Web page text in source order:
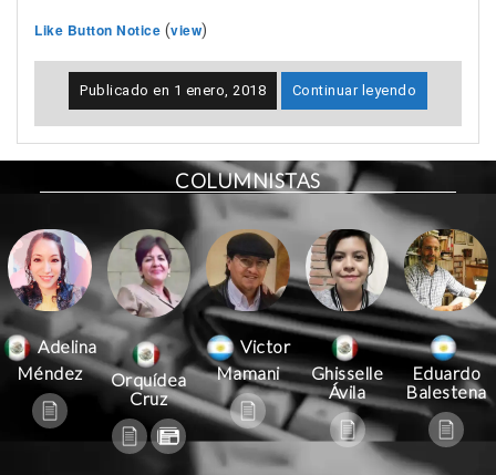
Like Button Notice (view)
Publicado en 1 enero, 2018 Continuar leyendo
COLUMNISTAS
Adelina
Méndez
Orquídea
Cruz
Victor
Mamani
Ghisselle
Ávila
Eduardo
Balestena